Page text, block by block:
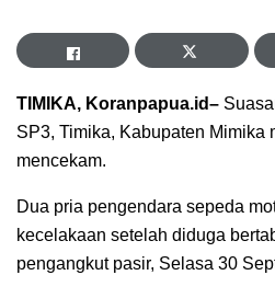
TIMIKA, Koranpapua.id–
SP3, Timika, Kabupaten Mimika
mencekam.
Dua pria pengendara sepeda
kecelakaan setelah diduga
pengangkut pasir, Selasa 30